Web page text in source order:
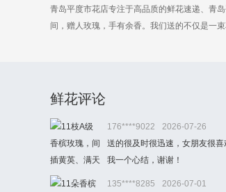
青岛平度市花店专注于高品质的鲜花速递、青
间，赠人玫瑰，手有余香。我们送的不仅是一束
鲜花评论
176****9022
2026-07-26
送的很及时很迅速，女朋友很
我一个心结，谢谢！
135****8285
2026-07-01